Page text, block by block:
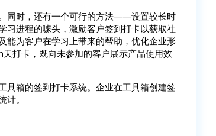
同时，还有一个可行的方法——设置较长时
习进程的噱头，激励客户签到打卡以获取社
能为客户在学习上带来的帮助，优化企业形
打卡，既向未参加的客户展示产品使用效
具箱的签到打卡系统。企业在工具箱创建签
。